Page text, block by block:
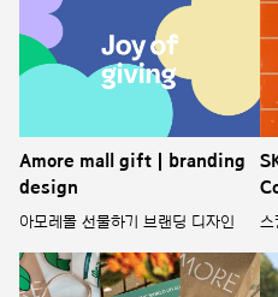
Amore mall gift | branding
design
아모레몰 선물하기 브랜딩 디자인 스